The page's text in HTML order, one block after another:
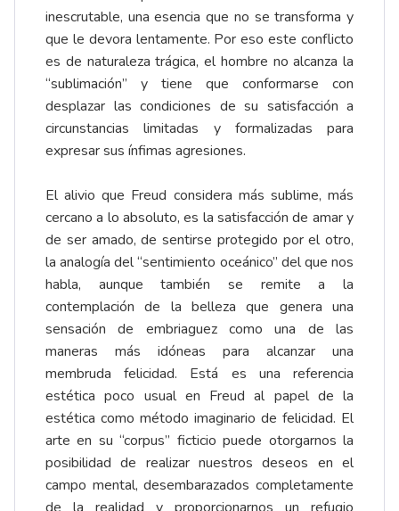
inescrutable, una esencia que no se transforma y
que le devora lentamente. Por eso este conflicto
es de naturaleza trágica, el hombre no alcanza la
“sublimación” y tiene que conformarse con
desplazar las condiciones de su satisfacción a
circunstancias limitadas y formalizadas para
expresar sus ínfimas agresiones.
El alivio que Freud considera más sublime, más
cercano a lo absoluto, es la satisfacción de amar y
de ser amado, de sentirse protegido por el otro,
la analogía del “sentimiento oceánico” del que nos
habla, aunque también se remite a la
contemplación de la belleza que genera una
sensación de embriaguez como una de las
maneras más idóneas para alcanzar una
membruda felicidad. Está es una referencia
estética poco usual en Freud al papel de la
estética como método imaginario de felicidad. El
arte en su “corpus” ficticio puede otorgarnos la
posibilidad de realizar nuestros deseos en el
campo mental, desembarazados completamente